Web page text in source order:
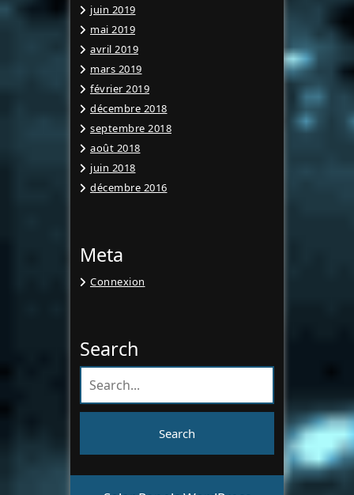
juin 2019
mai 2019
avril 2019
mars 2019
février 2019
décembre 2018
septembre 2018
août 2018
juin 2018
décembre 2016
Meta
Connexion
Search